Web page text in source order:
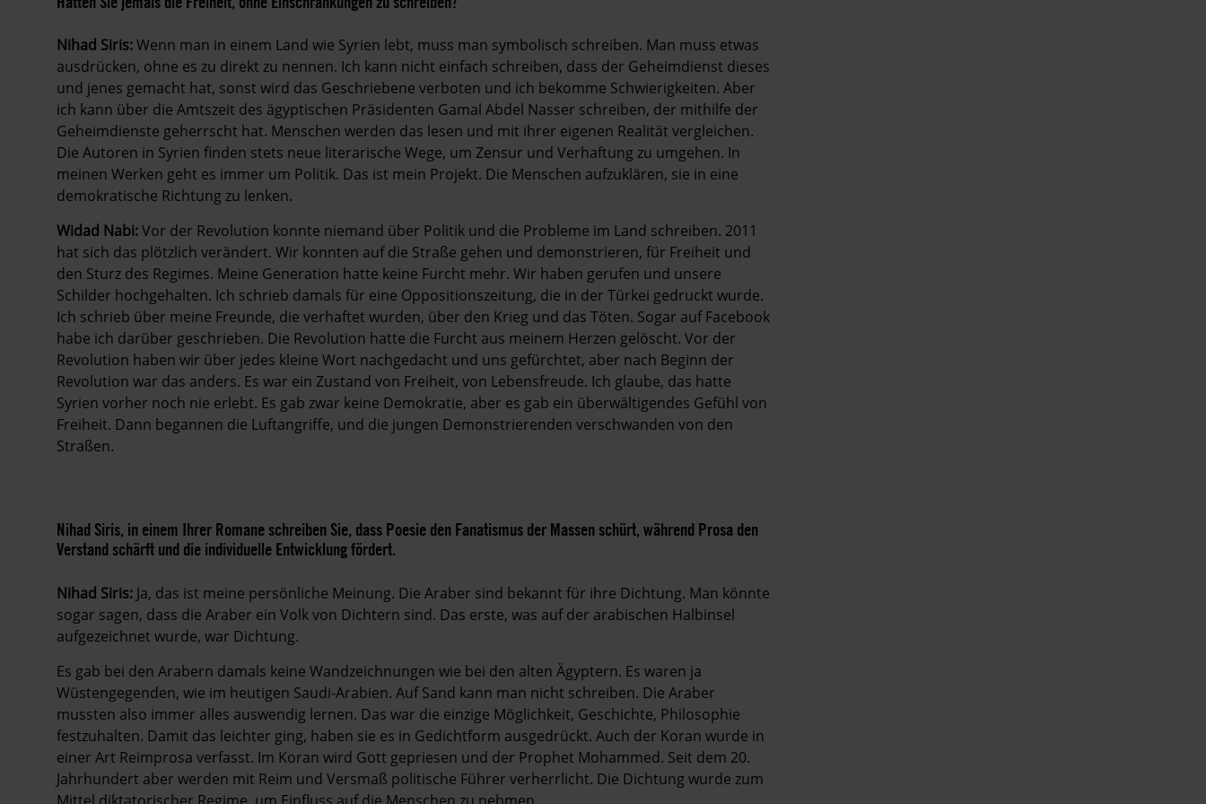
Nihad Siris:Wenn man in einem Land wie Syrien lebt, muss man symbolisch schreiben. Man muss etwas
ausdrücken, ohne es zu direkt zu nennen. Ich kann nicht einfach schreiben, dass der Geheimdienst dieses
und jenes gemacht hat, sonst wird das Geschriebene verboten und ich bekomme Schwierigkeiten. Aber
ich kann über die Amtszeit des ägyptischen Präsidenten Gamal Abdel Nasser schreiben, der mithilfe der
Geheimdienste geherrscht hat. Menschen werden das lesen und mit ihrer eigenen Realität vergleichen.
Die Autoren in Syrien finden stets neue literarische Wege, um Zensur und Verhaftung zu umgehen. In
meinen Werken geht es immer um Politik. Das ist mein Projekt. Die Menschen aufzuklären, sie in eine
demokratische Richtung zu lenken.
Widad Nabi:Vor der Revolution konnte niemand über Politik und die Probleme im Land schreiben. 2011
hat sich das plötzlich verändert. Wir konnten auf die Straße gehen und demonstrieren, für Freiheit und
den Sturz des Regimes. Meine Generation hatte keine Furcht mehr. Wir haben gerufen und unsere
Schilder hochgehalten. Ich schrieb damals für eine Oppositionszeitung, die in der Türkei gedruckt wurde.
Ich schrieb über meine Freunde, die verhaftet wurden, über den Krieg und das Töten. Sogar auf Facebook
habe ich darüber geschrieben. Die Revolution hatte die Furcht aus meinem Herzen gelöscht. Vor der
Revolution haben wir über jedes kleine Wort nachgedacht und uns gefürchtet, aber nach Beginn der
Revolution war das anders. Es war ein Zustand von Freiheit, von Lebensfreude. Ich glaube, das hatte
Syrien vorher noch nie erlebt. Es gab zwar keine Demokratie, aber es gab ein überwältigendes Gefühl von
Freiheit. Dann begannen die Luftangriffe, und die jungen Demonstrierenden verschwanden von den
Straßen.
Nihad Siris, in einem Ihrer Romane schreiben Sie, dass Poesie den Fanatismus der Massen schürt, während Prosa den
Verstand schärft und die individuelle Entwicklung fördert.
Nihad Siris: Ja, das ist meine persönliche Meinung. Die Araber sind bekannt für ihre Dichtung. Man könnte
sogar sagen, dass die Araber ein Volk von Dichtern sind. Das erste, was auf der arabischen Halbinsel
aufgezeichnet wurde, war Dichtung.
Es gab bei den Arabern damals keine Wandzeichnungen wie bei den alten Ägyptern. Es waren ja
Wüstengegenden, wie im heutigen Saudi-Arabien. Auf Sand kann man nicht schreiben. Die Araber
mussten also immer alles auswendig lernen. Das war die einzige Möglichkeit, Geschichte, Philosophie
festzuhalten. Damit das leichter ging, haben sie es in Gedichtform ausgedrückt. Auch der Koran wurde in
einer Art Reimprosa verfasst. Im Koran wird Gott gepriesen und der Prophet Mohammed. Seit dem 20.
Jahrhundert aber werden mit Reim und Versmaß politische Führer verherrlicht. Die Dichtung wurde zum
Mittel diktatorischer Regime, um Einfluss auf die Menschen zu nehmen.